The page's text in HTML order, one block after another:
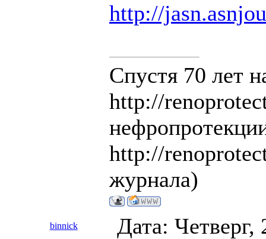
http://
Спустя 70
http://
http://
журнала)
binnick Дата: